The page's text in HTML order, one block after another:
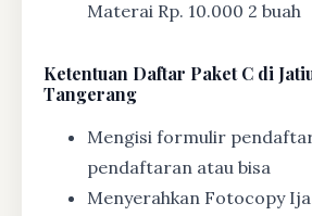
Materai Rp. 10.000 2 buah
Ketentuan Daftar Paket C di
Tangerang
Mengisi formulir
pendaftaran atau bisa
Menyerahkan Fotocopy